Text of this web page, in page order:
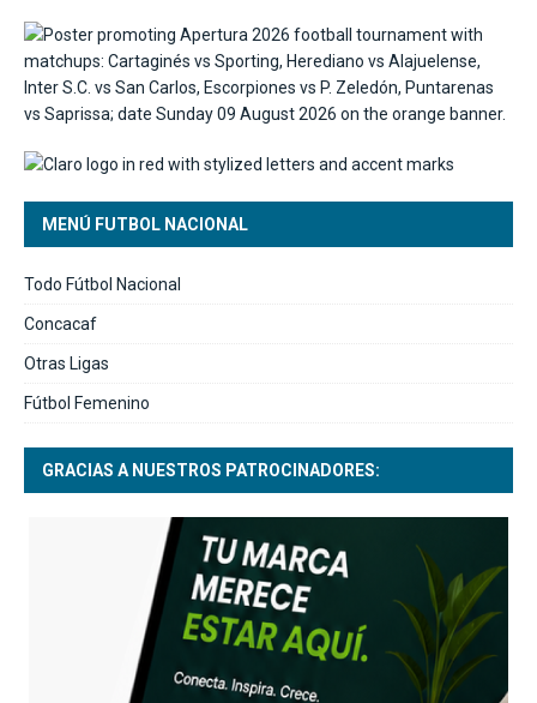
MENÚ FUTBOL NACIONAL
Todo Fútbol Nacional
Concacaf
Otras Ligas
Fútbol Femenino
GRACIAS A NUESTROS PATROCINADORES: